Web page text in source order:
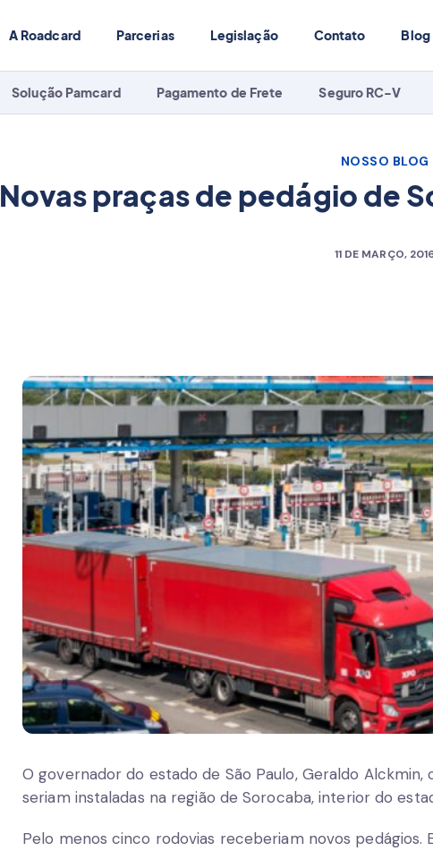
A Roadcard Parcerias Legislação Contato Blog
Solução Pamcard Pagamento de Frete Seguro RC-V
NOSSO BLOG
Novas praças de pedágio de
11 DE MARÇO,
O governador do estado de São Paulo, Geraldo
seriam instaladas na região de Sorocaba, interior do
Pelo menos cinco rodovias receberiam novos